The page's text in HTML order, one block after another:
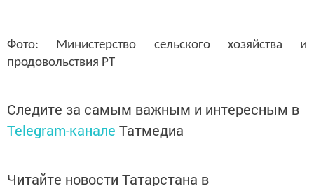
Фото: Министерство сельского хозяйства и
продовольствия РТ
Следите за самым важным и интересным в
Telegram-канале Татмедиа
Читайте новости Татарстана в